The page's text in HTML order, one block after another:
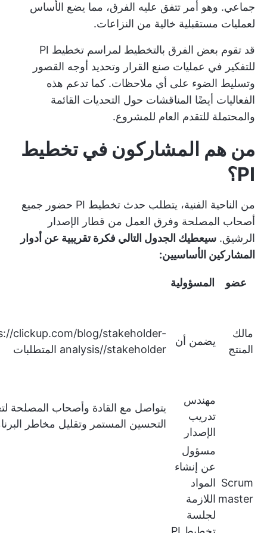
جماعي. وهو أمر تتفق عليه الفرق، مما يضع الأساس
لعمليات مستقبلية خالية من النزاعات.
قد تقوم بعض الفرق بالتخطيط لمراسم تخطيط PI
للتفكير في عمليات صنع القرار وتحديد أوجه القصور
وتسليط الضوء على أي ملاحظات. كما تدعم هذه
الفعاليات أيضًا المناقشات حول التحديات القائمة
والمحتملة للتقدم العام للمشروع.
من هم المشاركون في تخطيط
PI؟
من الناحية الفنية، يتطلب حدث تخطيط PI حضور جميع
أصحاب المصلحة وفرق العمل من قطار الإصدار
الرشيق. سيعطيك الجدول التالي فكرة تقريبية عن أدوار
المشاركين الأساسيين:
عضو المسؤولية
مالك
المنتج
يضمن أن
clickup.com/blog/stakeholder-
analysis//stakeholder المتطلبات
مهندس
تدريب
الإصدار
يتواصل مع القادة وأصحاب المصلحة
التحسين المستمر وتقليل مخاطر
Scrum
master
مسؤول
عن إنشاء
المواد
اللازمة
لجلسة